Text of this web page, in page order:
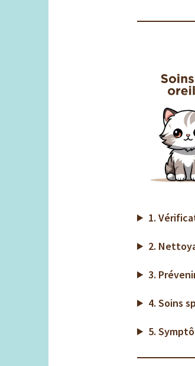
1.
2.
3.
4. Soins
5.